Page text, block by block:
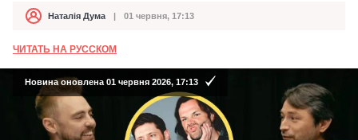
АвторНаталія Дума
Дата публікації 01 червня, 17:13
ЧИТАТЬ НА РУССКОМ
Новина оновлена 01 червня 2026, 17:13